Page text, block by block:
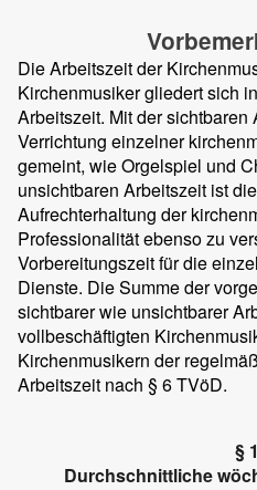
Die Arbeitszeit der
Kirchenmusiker gliedert sich
Arbeitszeit. Mit der sichtbaren
Verrichtung einzelner
gemeint, wie Orgelspiel und
unsichtbaren Arbeitszeit ist
Aufrechterhaltung der
Professionalität ebenso zu
Vorbereitungszeit für die
Dienste. Die Summe der
sichtbarer wie unsichtbarer
vollbeschäftigten
Kirchenmusikern der
Arbeitszeit nach § 6 TVöD.
§ 1
Durchschnittliche